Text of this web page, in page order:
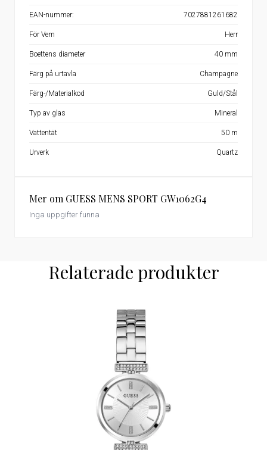
Mer om GUESS MENS SPORT GW1062G4
Inga uppgifter funna
EAN-nummer: 7027881261682
För Vem Herr
Boettens diameter 40 mm
Färg på urtavla Champagne
Färg-/Materialkod Guld/Stål
Typ av glas Mineral
Vattentät 50 m
Urverk Quartz
Relaterade produkter